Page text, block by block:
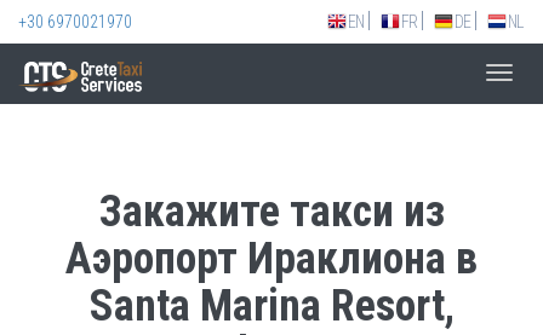
+30 6970021970 EN FR DE NL
Закажите такси из
Аэропорт Ираклиона в
Santa Marina Resort,